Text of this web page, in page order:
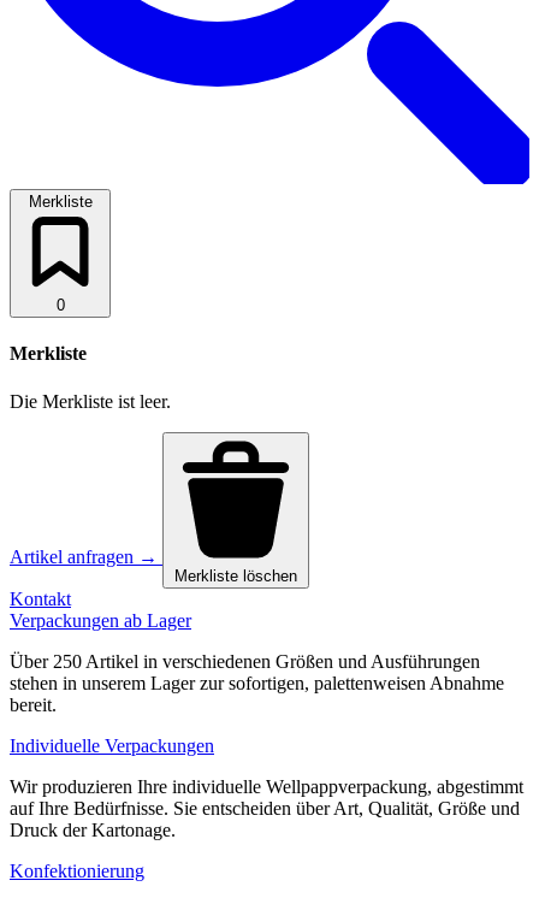
Merkliste
0
Merkliste
Die Merkliste ist leer.
Artikel anfragen →
Merkliste löschen
Kontakt
Verpackungen ab Lager
Über 250 Artikel in verschiedenen Größen und Ausführungen
stehen in unserem Lager zur sofortigen, palettenweisen Abnahme
bereit.
Individuelle Verpackungen
Wir produzieren Ihre individuelle Wellpappverpackung, abgestimmt
auf Ihre Bedürfnisse. Sie entscheiden über Art, Qualität, Größe und
Druck der Kartonage.
Konfektionierung